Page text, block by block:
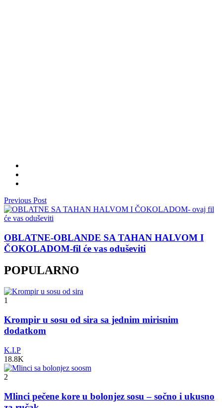
Previous Post
OBLATNE-OBLANDE SA TAHAN HALVOM I
ČOKOLADOM-fil će vas oduševiti
POPULARNO
1
Krompir u sosu od sira sa jednim mirisnim
dodatkom
K.I.P
18.8K
2
Mlinci pečene kore u bolonjez sosu – sočno i ukusno